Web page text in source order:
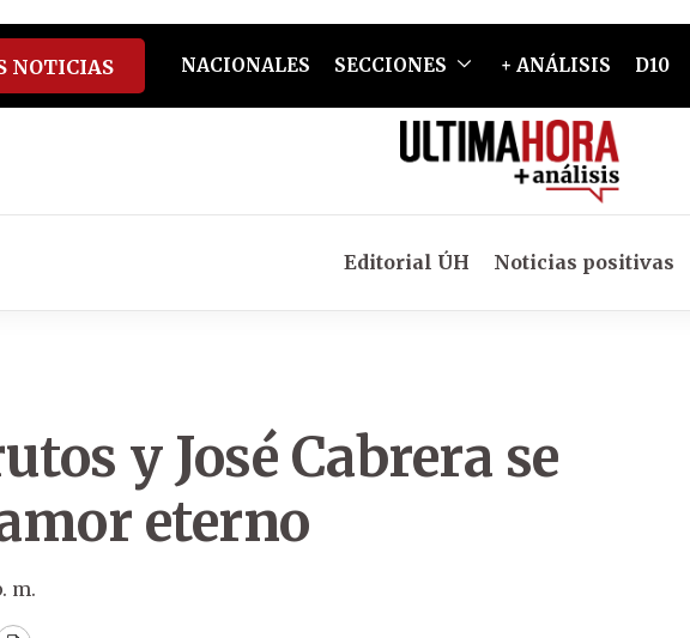
NOTICIAS NACIONALES SECCIONES + ANÁLISIS D10
Editorial ÚH Noticias positivas
y José Cabrera se
eterno
m.